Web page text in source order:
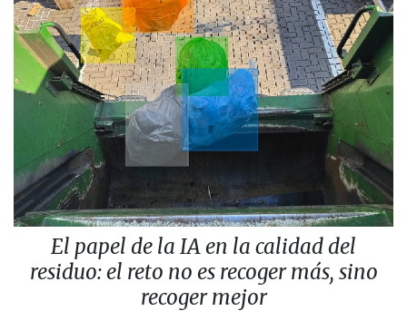
El papel de la IA en la calidad del
residuo: el reto no es recoger más, sino
recoger mejor